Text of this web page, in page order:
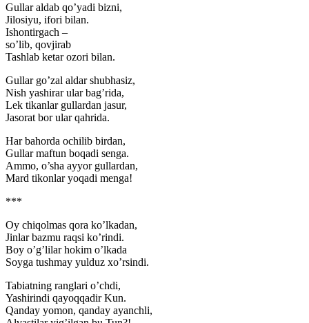
Gullar aldab qo’yadi bizni,
Jilosiyu, ifori bilan.
Ishontirgach –
so’lib, qovjirab
Tashlab ketar ozori bilan.
Gullar go’zal aldar shubhasiz,
Nish yashirar ular bag’rida,
Lek tikanlar gullardan jasur,
Jasorat bor ular qahrida.
Har bahorda ochilib birdan,
Gullar maftun boqadi senga.
Ammo, o’sha ayyor gullardan,
Mard tikonlar yoqadi menga!
***
Oy chiqolmas qora ko’lkadan,
Jinlar bazmu raqsi ko’rindi.
Boy o’g’lilar hokim o’lkada
Soyga tushmay yulduz xo’rsindi.
Tabiatning ranglari o’chdi,
Yashirindi qayoqqadir Kun.
Qanday yomon, qanday ayanchli,